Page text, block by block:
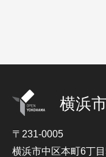
横浜
〒231-0005
横浜市中区本町6丁